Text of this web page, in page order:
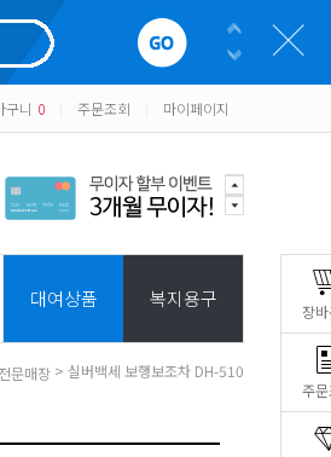
장
주
구니 0 주문조회 마이페이지
대여상품 복지용구
문매장 > 실버백세 보행보조차 DH-510